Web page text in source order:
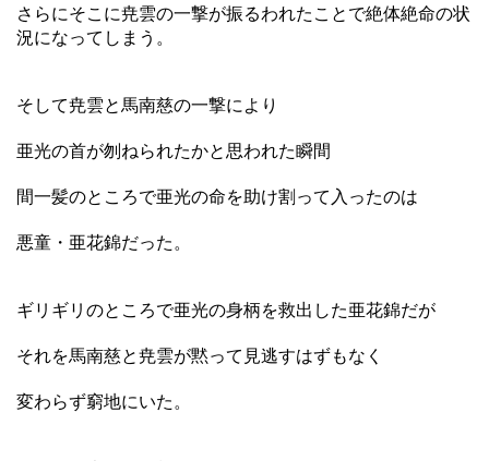
さらにそこに尭雲の一撃が振るわれたことで絶体絶命の状
況になってしまう。
そして尭雲と馬南慈の一撃により
亜光の首が刎ねられたかと思われた瞬間
間一髪のところで亜光の命を助け割って入ったのは
悪童・亜花錦だった。
ギリギリのところで亜光の身柄を救出した亜花錦だが
それを馬南慈と尭雲が黙って見逃すはずもなく
変わらず窮地にいた。